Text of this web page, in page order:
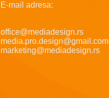
E-mail adresa:
office@mediadesign.rs
media.pro.design@gmail.com
marketing@mediadesign.rs